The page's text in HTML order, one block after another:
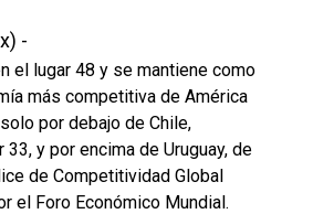
-
el lugar 48 y se mantiene como
más competitiva de América
por debajo de Chile,
33, y por encima de Uruguay, de
de Competitividad Global
el Foro Económico Mundial.